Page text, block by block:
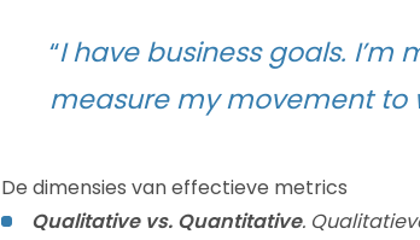
“I have business goals. I’m
measure my movement to
De dimensies van effectieve metrics
Qualitative vs. Quantitative.